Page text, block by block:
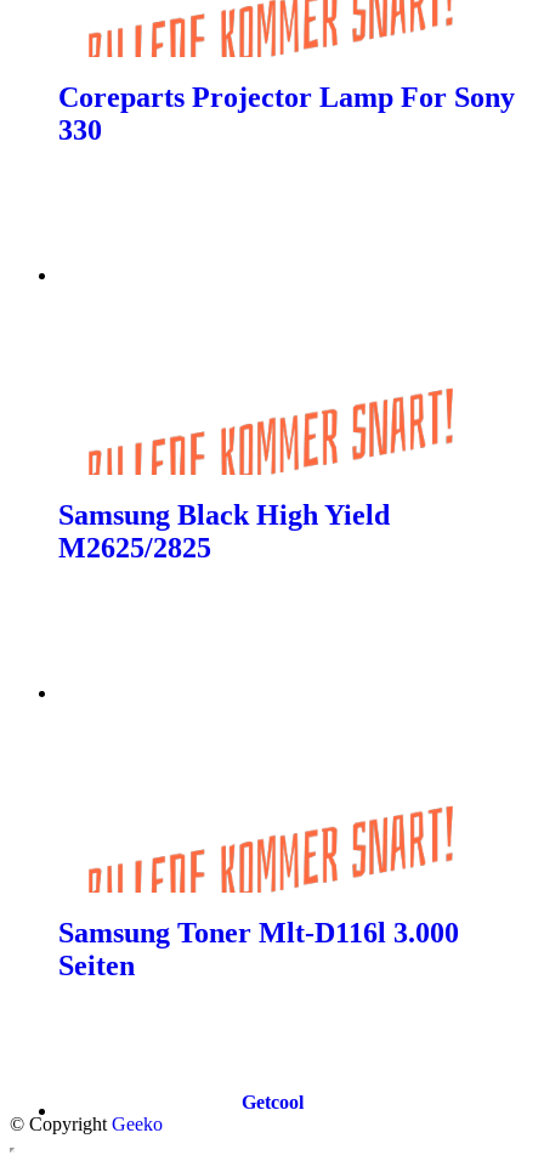
Coreparts Projector Lamp For Sony
330
Samsung Black High Yield
M2625/2825
Samsung Toner Mlt-D116l 3.000
Seiten
Getcool
© Copyright Geeko